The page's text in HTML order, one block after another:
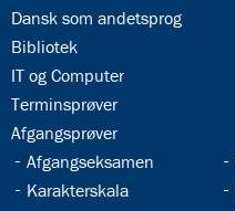
33.6:
Dansk som andetsprog
33.7:
Bibliotek
33.8:
IT og Computer
33.9:
Terminsprøver
33.10:
Afgangsprøver
33.11:
Afgangseksamen
33.13:
Karakterskala